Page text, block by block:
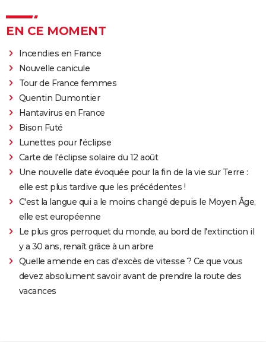
EN CE MOMENT
Incendies en France
Nouvelle canicule
Tour de France femmes
Quentin Dumontier
Hantavirus en France
Bison Futé
Lunettes pour l'éclipse
Carte de l'éclipse solaire du 12 août
Une nouvelle date évoquée pour la fin de la vie sur Terre :
elle est plus tardive que les précédentes !
C'est la langue qui a le moins changé depuis le Moyen Âge,
elle est européenne
Le plus gros perroquet du monde, au bord de l'extinction il
y a 30 ans, renaît grâce à un arbre
Quelle amende en cas d'excès de vitesse ? Ce que vous
devez absolument savoir avant de prendre la route des
vacances